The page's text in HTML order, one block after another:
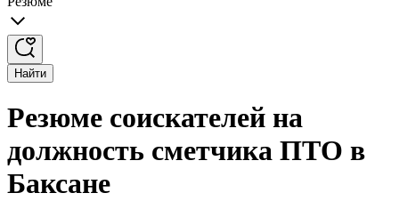
Найти
Резюме соискателей на
должность сметчика ПТО в
Баксане